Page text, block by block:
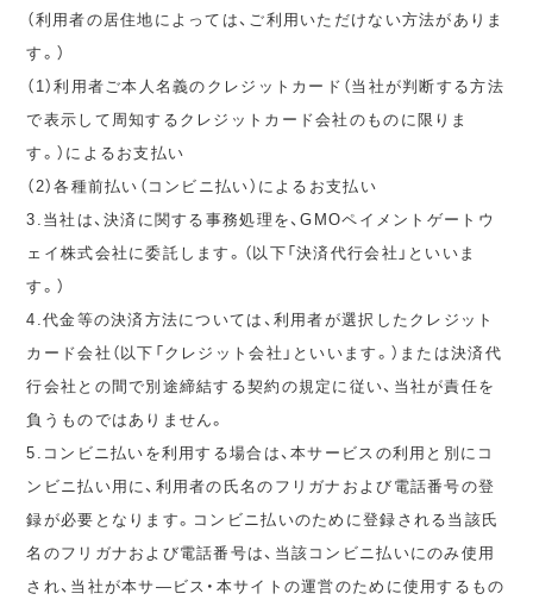
（利用者の居住地によっては、ご利用いただけない方法がありま
す。）
（1）利用者ご本人名義のクレジットカード（当社が判断する方法
で表示して周知するクレジットカード会社のものに限りま
す。）によるお支払い
（2）各種前払い（コンビニ払い）によるお支払い
3.当社は、決済に関する事務処理を、GMOペイメントゲートウ
ェイ株式会社に委託します。（以下「決済代行会社」といいま
す。）
4.代金等の決済方法については、利用者が選択したクレジット
カード会社（以下「クレジット会社」といいます。）または決済代
行会社との間で別途締結する契約の規定に従い、当社が責任を
負うものではありません。
5.コンビニ払いを利用する場合は、本サービスの利用と別にコ
ンビニ払い用に、利用者の氏名のフリガナおよび電話番号の登
録が必要となります。コンビニ払いのために登録される当該氏
名のフリガナおよび電話番号は、当該コンビニ払いにのみ使用
され、当社が本サ―ビス・本サイトの運営のために使用するもの